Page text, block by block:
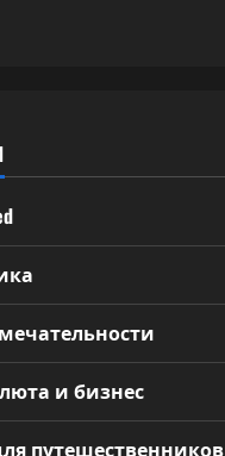
и бизнес
путешественников